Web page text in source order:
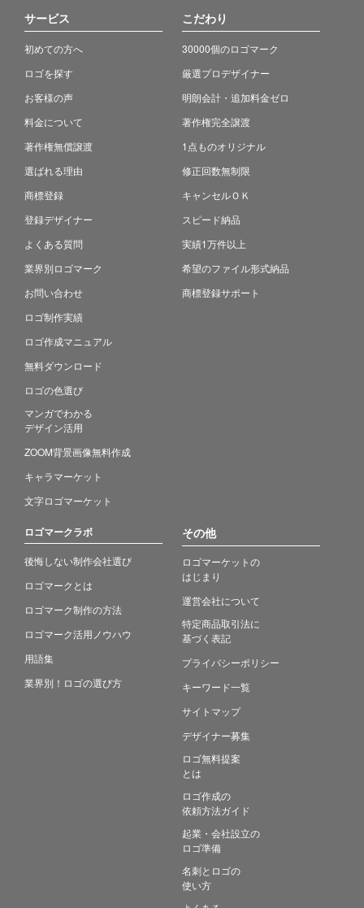
サービス
初めての方へ
ロゴを探す
お客様の声
料金について
著作権無償譲渡
選ばれる理由
商標登録
登録デザイナー
よくある質問
業界別ロゴマーク
お問い合わせ
ロゴ制作実績
ロゴ作成マニュアル
無料ダウンロード
ロゴの色選び
マンガでわかる
デザイン活用
ZOOM背景画像無料作成
キャラマーケット
文字ロゴマーケット
こだわり
30000個のロゴマーク
厳選プロデザイナー
明朗会計・追加料金ゼロ
著作権完全譲渡
1点ものオリジナル
修正回数無制限
キャンセルＯＫ
スピード納品
実績1万件以上
希望のファイル形式納品
商標登録サポート
ロゴマークラボ
後悔しない制作会社選び
ロゴマークとは
ロゴマーク制作の方法
ロゴマーク活用ノウハウ
用語集
業界別！ロゴの選び方
その他
ロゴマーケットの
はじまり
運営会社について
特定商品取引法に
基づく表記
プライバシーポリシー
キーワード一覧
サイトマップ
デザイナー募集
ロゴ無料提案
とは
ロゴ作成の
依頼方法ガイド
起業・会社設立の
ロゴ準備
名刺とロゴの
使い方